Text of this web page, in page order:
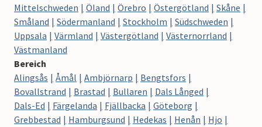
Mittelschweden
Öland Örebro Östergötland
Skåne
Småland
Södermanland Stockholm
Südschweden
Uppsala
Värmland Västergötland
Västernorrland
Västmanland
Bereich
Alingsås
Åmål Ambjörnarp
Bengtsfors
Bovallstrand
Brastad Bullaren
Dals Långed
Dals-Ed
Färgelanda Fjällbacka
Göteborg
Grebbestad
Hamburgsund Hedekas Henån
Hjo